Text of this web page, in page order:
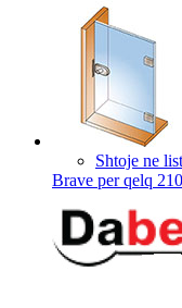
Shtoje ne
Brave per qelq